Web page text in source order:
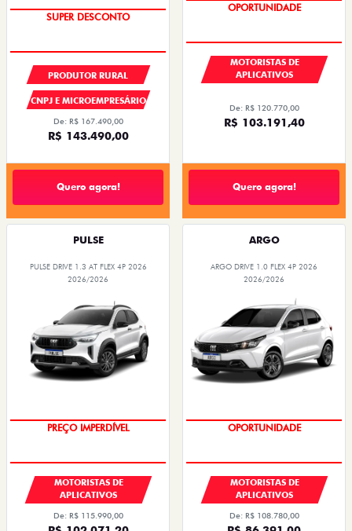
SUPER DESCONTO
PRODUTOR RURAL
CNPJ E MICROEMPRESÁRIO
De: R$ 167.490,00
R$ 143.490,00
Quero agora!
OPORTUNIDADE
MOTORISTAS DE
APLICATIVOS
De: R$ 120.770,00
R$ 103.191,40
Quero agora!
PULSE
PULSE DRIVE 1.3 AT FLEX 4P 2026
2026/2026
PREÇO IMPERDÍVEL
MOTORISTAS DE
APLICATIVOS
De: R$ 115.990,00
ARGO
ARGO DRIVE 1.0 FLEX 4P 2026
2026/2026
OPORTUNIDADE
MOTORISTAS DE
APLICATIVOS
De: R$ 108.780,00